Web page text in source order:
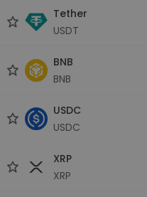
Tether
USDT
BNB
BNB
USDC
USDC
XRP
XRP